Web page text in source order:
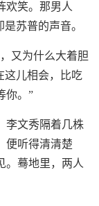
欢笑。那男人
苏普的声音。
又为什么大着胆
这儿相会，比吃
你。”
李文秀隔着几株
便听得清清楚
。蓦地里，两人